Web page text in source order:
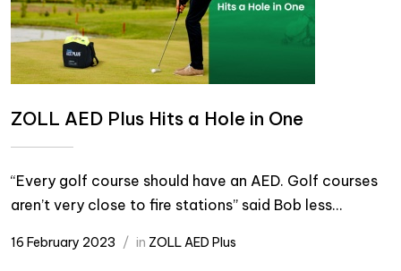
ZOLL AED Plus Hits a Hole in One
“Every golf course should have an AED. Golf courses
aren’t very close to fire stations” said Bob less...
16 February 2023 in ZOLL AED Plus